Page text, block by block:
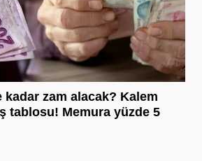
kadar zam alacak? Kalem
tablosu! Memura yüzde 5